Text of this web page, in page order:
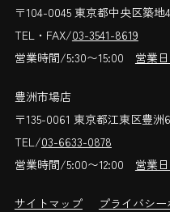
〒104-0045 東京都中央区築
TEL・FAX/03-3541-8619
営業時間/5:30〜15:00 営業
豊洲市場店
〒135-0061 東京都江東区豊
TEL/03-6633-0878
営業時間/5:00〜12:00 営業
サイトマップ プライバシ